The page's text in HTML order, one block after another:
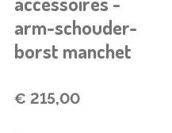
arm-schouder-
borst manchet
€ 215,00